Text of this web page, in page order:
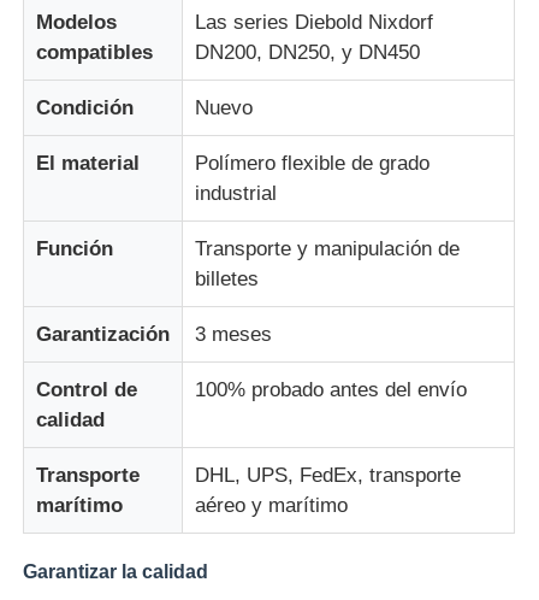
Solicitar una cotización
Piezas para cajeros automáticos NCR
Piezas de cajero automático Wincor
Partes de cajeros automáticos de Fujitsu
Componentes de cajeros automáticos de Hitachi
Piezas del cajero automático de GRG
Modelos
compatibles
Las series Diebold Nixdorf
DN200, DN250, y DN450
Condición Nuevo
El material
Polímero flexible de grado
industrial
Función
Transporte y manipulación de
billetes
Garantización 3 meses
Control de
calidad
100% probado antes del envío
Transporte
marítimo
DHL, UPS, FedEx, transporte
aéreo y marítimo
Garantizar la calidad